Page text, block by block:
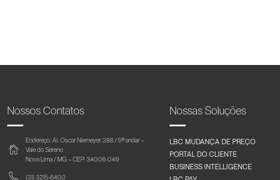
Nossos Contatos
Endereço: Al. Oscar Niemeyer, 288 / 5º andar –
Vale do Sereno
Nova Lima / MG – CEP: 34006-049
(31) 3215-6400
Nossas Soluções
LBC MUDANÇA DE PREÇO
PORTAL DO CLIENTE
BUSINESS INTELLIGENCE